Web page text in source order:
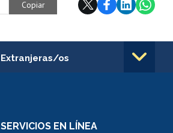
Copiar
Extranjeras/os
Movilidad Estudiantil
SERVICIOS EN LÍNEA